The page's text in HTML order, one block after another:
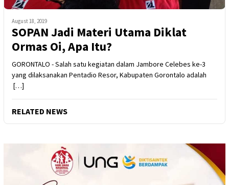
August 18, 2019
SOPAN Jadi Materi Utama Diklat
Ormas Oi, Apa Itu?
GORONTALO - Salah satu kegiatan dalam Jambore Celebes ke-3
yang dilaksanakan Pentadio Resor, Kabupaten Gorontalo adalah
[…]
RELATED NEWS